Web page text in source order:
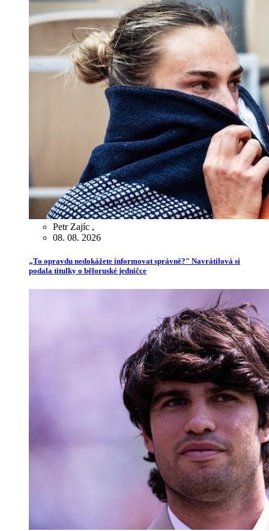
Petr Zajíc ,
08. 08. 2026
„To opravdu nedokážete informovat správně?" Navrátilová si
podala titulky o běloruské jedničce